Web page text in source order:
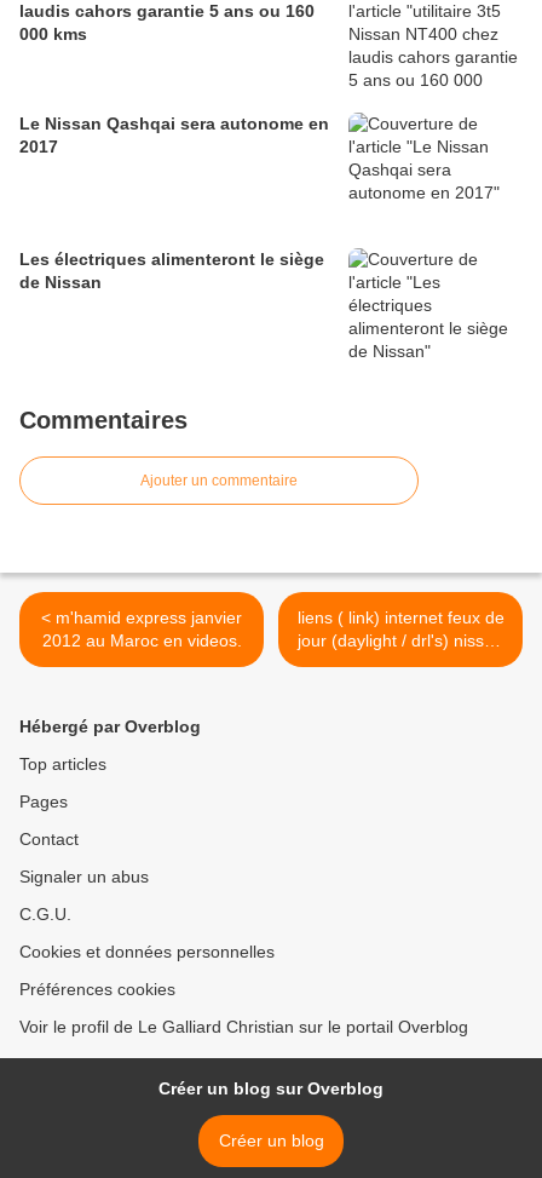
laudis cahors garantie 5 ans ou 160
000 kms
Le Nissan Qashqai sera autonome en
2017
Les électriques alimenteront le siège
de Nissan
Commentaires
Ajouter un commentaire
< m'hamid express janvier
2012 au Maroc en videos.
liens ( link) internet feux de
jour (daylight / drl's) nissan
juke >
Hébergé par Overblog
Top articles
Pages
Contact
Signaler un abus
C.G.U.
Cookies et données personnelles
Préférences cookies
Voir le profil de Le Galliard Christian sur le portail Overblog
Créer un blog sur Overblog
Créer un blog